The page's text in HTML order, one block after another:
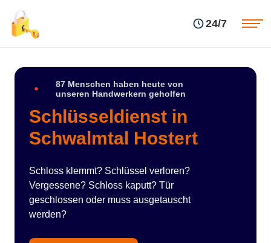
24/7
87 Menschen haben heute von
unseren Handwerkern geholfen
Schlüsseldienst in
Schwalmtal Hostert
Schloss klemmt? Schlüssel verloren?
Vergessene? Schloss kaputt? Tür
geschlossen oder muss ausgetauscht
werden?